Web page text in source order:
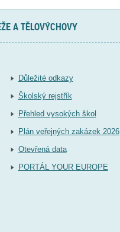
A TĚLOVÝCHOVY
Důležité odkazy
Školský rejstřík
Přehled vysokých škol
Plán veřejných zakázek 2026
Otevřená data
PORTÁL YOUR EUROPE